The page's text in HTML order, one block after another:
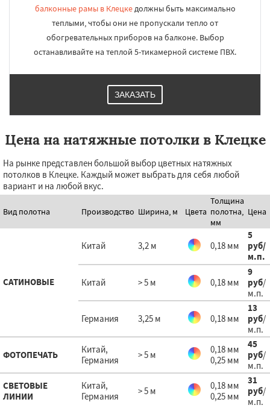
балконные рамы в Клецкедолжны быть максимально
теплыми, чтобы они не пропускали тепло от
обогревательных приборов на балконе. Выбор
останавливайте на теплой 5-тикамерной системе ПВХ.
ЗАКАЗАТЬ
Цена на натяжные потолки в Клецке
На рынке представлен большой выбор цветных натяжных
потолков в Клецке. Каждый может выбрать для себя любой
вариант и на любой вкус.
Вид полотна Производство Ширина, м Цвета
Толщина
полотна,
мм
Цена
САТИНОВЫЕ
Китай 3,2 м 0,18 мм
5
руб/
м.п.
Китай > 5 м 0,18 мм
9
руб/
м.п.
Германия 3,25 м 0,18 мм
13
руб/
м.п.
ФОТОПЕЧАТЬ
Китай,
Германия
> 5 м
0,18 мм
0,25 мм
45
руб/
м.п.
СВЕТОВЫЕ
ЛИНИИ
Китай,
Германия
> 5 м
0,18 мм
0,25 мм
31
руб/
м.п.